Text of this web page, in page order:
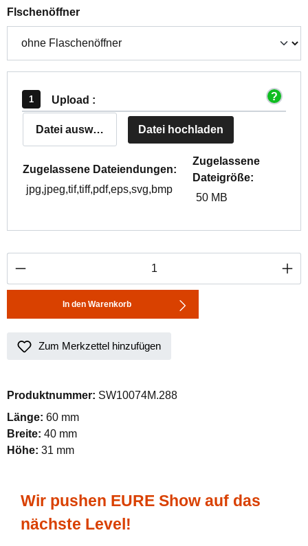
Flschenöffnerauswählen
Upload :
Datei auswählen Datei hochladen
Zugelassene Dateiendungen:
jpg,jpeg,tif,tiff,pdf,eps,svg,bmp
Zugelassene
Dateigröße:
50 MB
Produkt Anzahl: Gib den gewünschten
In den Warenkorb
Zum Merkzettel hinzufügen
Produktnummer: SW10074M.288
Länge: 60 mm
Breite: 40 mm
Höhe: 31 mm
Wir pushen EURE Show auf das
nächste Level!